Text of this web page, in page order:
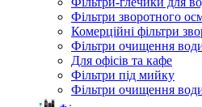
Фільтри зворотного
Комерційні фільтри
Фільтри очищення
Для офісів та кафе
Фільтри під мийку
Фільтри очищення